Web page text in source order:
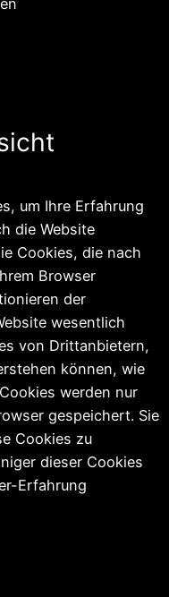
um Ihre Erfahrung
die Website
Cookies, die nach
Browser
der
wesentlich
von Drittanbietern,
können, wie
werden nur
gespeichert. Sie
Cookies zu
dieser Cookies
Erfahrung